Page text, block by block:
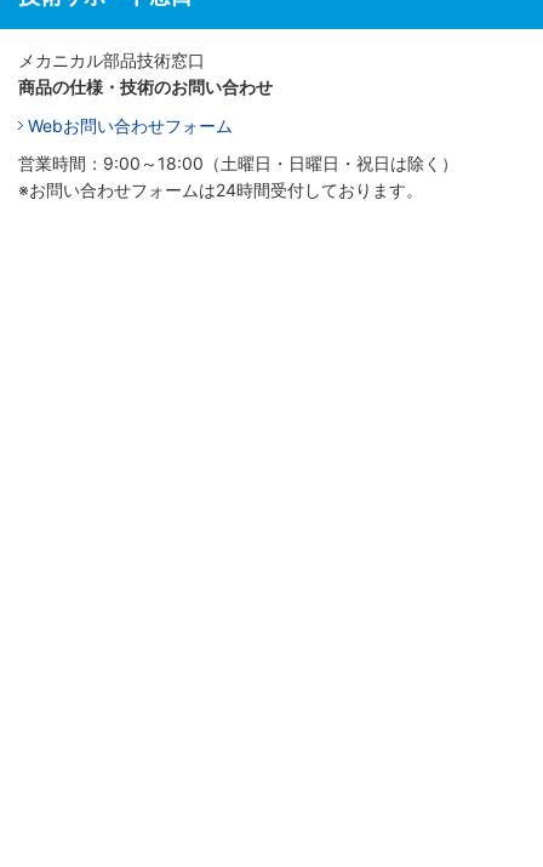
メカニカル部品技術窓口
商品の仕様・技術のお問い合わせ
Webお問い合わせフォーム
営業時間：9:00～18:00（土曜日・日曜日・祝日は除く）
※お問い合わせフォームは24時間受付しております。